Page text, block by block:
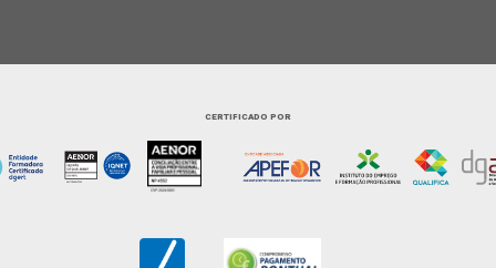
CERTIFICADO POR